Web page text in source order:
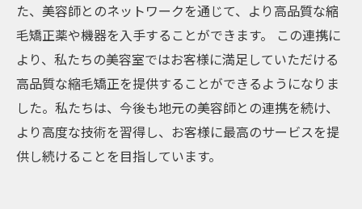
た、美容師とのネットワークを通じて、より高品質な縮
毛矯正薬や機器を入手することができます。 この連携に
より、私たちの美容室ではお客様に満足していただける
高品質な縮毛矯正を提供することができるようになりま
した。私たちは、今後も地元の美容師との連携を続け、
より高度な技術を習得し、お客様に最高のサービスを提
供し続けることを目指しています。